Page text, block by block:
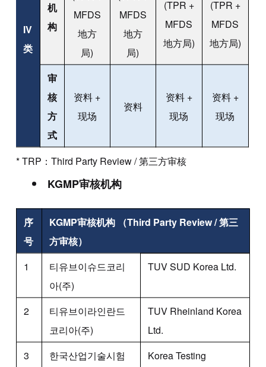
IV
类
机
构
MFDS
地方
局)
MFDS
地方
局)
(TPR +
MFDS
地方局)
(TPR +
MFDS
地方局)
审
核
方
式
资料 +
现场
资料
资料 +
现场
资料 +
现场
* TRP：Third Party Review / 第三方审核
KGMP审核机构
序
号
KGMP审核机构 （Third Party Review / 第三
方审核）
1
티유브이슈드코리
아(주)
TUV SUD Korea Ltd.
2
티유브이라인란드
코리아(주)
TUV Rheinland Korea
Ltd.
3
한국산업기술시험
Korea Testing